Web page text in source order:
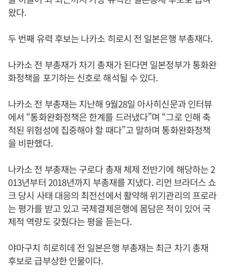
왔다.
두 번째 유력 후보는 나카소 히로시 전 일본은행 부총재다.
나카소 전 부총재가 차기 총재가 된다면 일본정부가 통화완
화정책을 포기하는 신호로 해석될 수 있다.
나카소 전 부총재는 지난해 9월28일 아사히신문과 인터뷰
에서 “통화완화정책은 한계를 드러냈다”며 “그로 인해 축
적된 위험성에 집중해야 할 때다”고 말하며 통화완화정책
을 비판했다.
나카소 전 부총재는 구로다 총재 체제 전반기에 해당하는 2
013년부터 2018년까지 부총재를 지냈다. 리먼 브라더스 쇼
크 당시 사태 대응의 최전선에서 활약해 위기관리의 프로라
는 평가를 받고 있고 국제결제은행에 몸담은 적이 있어 국
제적 역량도 갖췄다는 평을 듣는다.
야마구치 히로히데 전 일본은행 부총재는 최근 차기 총재
후보로 급부상한 인물이다.